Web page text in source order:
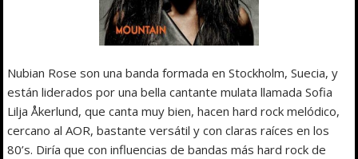
Nubian Rose son una banda formada en Stockholm, Suecia, y
están liderados por una bella cantante mulata llamada Sofia
Lilja Åkerlund, que canta muy bien, hacen hard rock melódico,
cercano al AOR, bastante versátil y con claras raíces en los
80’s. Diría que con influencias de bandas más hard rock de